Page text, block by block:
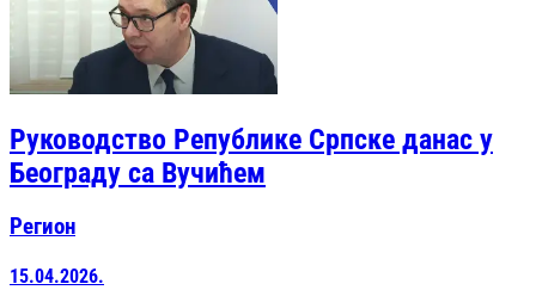
Руководство Републике Српске данас у
Београду са Вучићем
Регион
15.04.2026.